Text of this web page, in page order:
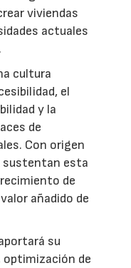
viviendas
actuales
cultura
el
y la
de
Con origen
sustentan esta
de
añadido de
su
optimización de